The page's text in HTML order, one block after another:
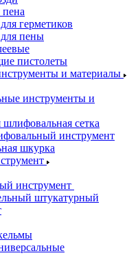
герметиков
пены
пистолеты
и материалы
инструменты и
шлифовальная сетка
инструмент
шкурка
инструмент
штукатурный